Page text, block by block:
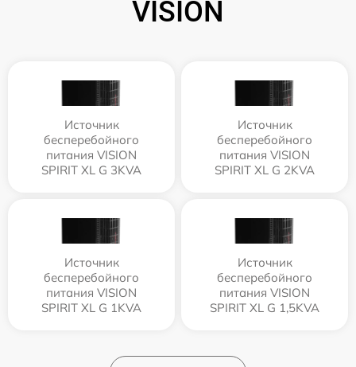
VISION
Источник
бесперебойного
питания VISION
SPIRIT XL G 3KVA
Источник
бесперебойного
питания VISION
SPIRIT XL G 2KVA
Источник
бесперебойного
питания VISION
SPIRIT XL G 1KVA
Источник
бесперебойного
питания VISION
SPIRIT XL G 1,5KVA